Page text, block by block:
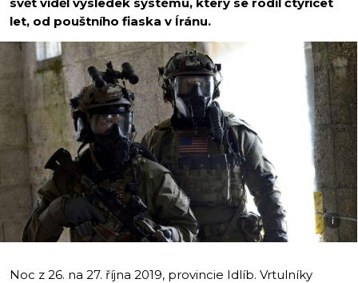
let, od pouštního fiaska v Íránu.
i
Noc z 26. na 27. října 2019, provincie Idlíb. Vrtulníky